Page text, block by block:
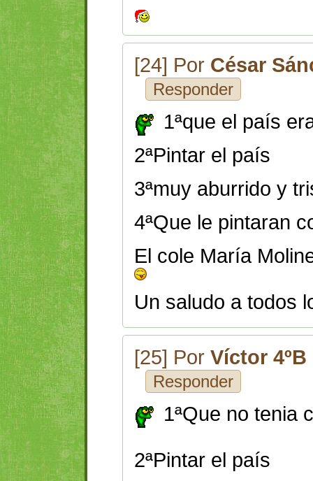
[24] Por César
Responder
1ªque el país
2ªPintar el país
3ªmuy aburrido y
4ªQue le pintaran
El cole María
Un saludo a todos
[25] Por Víctor 4ºB
Responder
1ªQue no tenia
2ªPintar el país